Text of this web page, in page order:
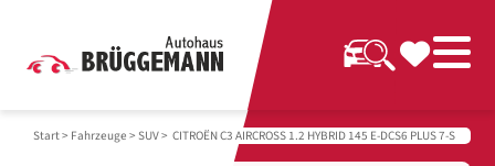
Start> Fahrzeuge > SUV> CITROËN C3 AIRCROSS 1.2 HYBRID 145 E-DCS6 PLUS 7-S